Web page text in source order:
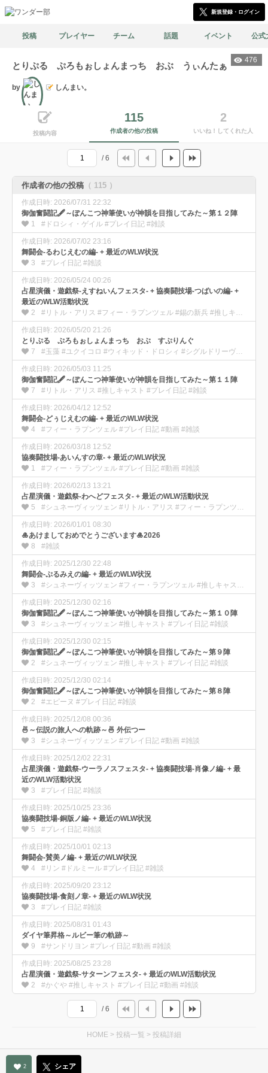
新規登録・ログイン
投稿 プレイヤー チーム 話題 イベント 公式
476
とりぷる ぷろもぉしょんまっち おぶ うぃんたぁ
by しんまい。
投稿内容
115
作成者の他の投稿
2
いいね！してくれた人
/ 6
作成者の他の投稿 （ 115 ）
作成日時: 2026/07/31 22:32
御伽奮闘記🖋️～ぽんこつ神筆使いが神韻を目指してみた～第１２陣
1
#ドロシィ・ゲイル #プレイ日記 #雑談
作成日時: 2026/07/02 23:16
舞闘会-るわじえむの編- + 最近のWLW状況
3
#プレイ日記 #雑談
作成日時: 2026/05/24 00:26
占星演儀・遊戯祭-えすねいんフェスタ- + 協奏闘技場-つばいの編- +
最近のWLW活動状況
2
#リトル・アリス #フィー・ラプンツェル #錫の新兵 #推しキャスト #プレイ日記 #動画 #雑談
作成日時: 2026/05/20 21:26
とりぷる ぷろもぉしょんまっち おぶ すぷりんぐ
7
#玉藻 #ユクイコロ #ウィキッド・ドロシィ #シグルドリーヴァ #プレイ日記 #動画 #雑談
作成日時: 2026/05/03 11:25
御伽奮闘記🖋️～ぽんこつ神筆使いが神韻を目指してみた～第１１陣
7
#リトル・アリス #推しキャスト #プレイ日記 #雑談
作成日時: 2026/04/12 12:52
舞闘会-どぅじえむの編- + 最近のWLW状況
4
#フィー・ラプンツェル #プレイ日記 #動画 #雑談
作成日時: 2026/03/18 12:52
協奏闘技場-あいんすの章- + 最近のWLW状況
1
#フィー・ラプンツェル #プレイ日記 #動画 #雑談
作成日時: 2026/02/13 13:21
占星演儀・遊戯祭-わへどフェスタ- + 最近のWLW活動状況
5
#シュネーヴィッツェン #リトル・アリス #フィー・ラプンツェル #推しキャスト #プレイ日記 #動画 #雑談
作成日時: 2026/01/01 08:30
🎍あけましておめでとうございます🎍2026
8
#雑談
作成日時: 2025/12/30 22:48
舞闘会-ぷるみえの編- + 最近のWLW状況
3
#シュネーヴィッツェン #フィー・ラプンツェル #推しキャスト #プレイ日記 #動画 #雑談
作成日時: 2025/12/30 02:16
御伽奮闘記🖋️～ぽんこつ神筆使いが神韻を目指してみた～第１０陣
3
#シュネーヴィッツェン #推しキャスト #プレイ日記 #雑談
作成日時: 2025/12/30 02:15
御伽奮闘記🖋️～ぽんこつ神筆使いが神韻を目指してみた～第９陣
2
#シュネーヴィッツェン #推しキャスト #プレイ日記 #雑談
作成日時: 2025/12/30 02:14
御伽奮闘記🖋️～ぽんこつ神筆使いが神韻を目指してみた～第８陣
2
#エピーヌ #プレイ日記 #雑談
作成日時: 2025/12/08 00:36
🍜～伝説の旅人への軌跡～🍜 外伝つー
3
#シュネーヴィッツェン #プレイ日記 #動画 #雑談
作成日時: 2025/12/02 22:31
占星演儀・遊戯祭-ウーラノスフェスタ- + 協奏闘技場-肖像ノ編- + 最
近のWLW活動状況
3
#プレイ日記 #雑談
作成日時: 2025/10/25 23:36
協奏闘技場-銅版ノ編- + 最近のWLW状況
5
#プレイ日記 #雑談
作成日時: 2025/10/01 02:13
舞闘会-賛美ノ編- + 最近のWLW状況
4
#リン #ドルミール #プレイ日記 #雑談
作成日時: 2025/09/20 23:12
協奏闘技場-食刻ノ章- + 最近のWLW状況
3
#プレイ日記 #雑談
作成日時: 2025/08/31 01:43
ダイヤ筆昇格～ルビー筆の軌跡～
9
#サンドリヨン #プレイ日記 #動画 #雑談
作成日時: 2025/08/25 23:28
占星演儀・遊戯祭-サターンフェスタ- + 最近のWLW活動状況
2
#かぐや #推しキャスト #プレイ日記 #動画 #雑談
/ 6
HOME > 投稿一覧 > 投稿詳細
2 シェア